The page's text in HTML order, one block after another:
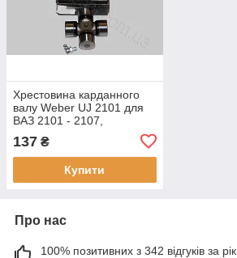
Хрестовина карданного
валу Weber UJ 2101 для
ВАЗ 2101 - 2107,
підшипника, мм: 23,8,
відстань між торцями
137 ₴
Купити
Про нас
100% позитивних з 342 відгуків за рік